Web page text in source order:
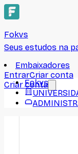
Fokvs
Seus estudos na
Embaixadores
EntrarCriar conta
Criar conta
Fokvs